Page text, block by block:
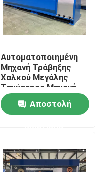
Αυτοματοποιημένη
Μηχανή Τράβηξης
Χαλκού Μεγάλης
Ταχύτητας Μηχανή
Τράβηξης Αλουμινίου
Αποστολή